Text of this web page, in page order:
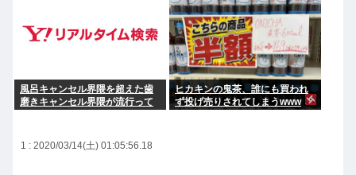
風呂キャンセル界隈を超えた歯
磨きキャンセル界隈が流行って
ヒカキンの鬼茶、誰にも買われ
ず投げ売りされてしまうwww
1 : 2020/03/14(土) 01:05:56.18